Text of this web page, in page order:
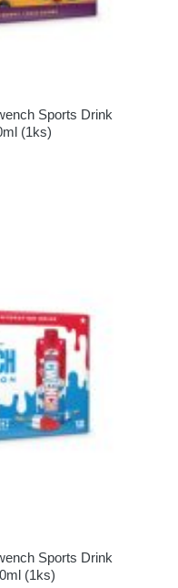
Sports Drink
(1ks)
Sports Drink
(1ks)